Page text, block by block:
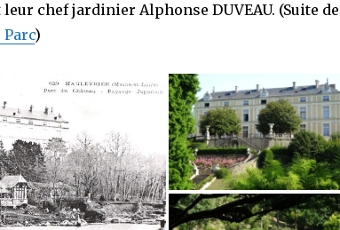
chef jardinier Alphonse DUVEAU. (Suite de
)